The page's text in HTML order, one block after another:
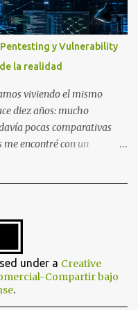
family. In 2007, he
details about each
device's evolution. In
resembling a bit more
Mini was
y Vulnerability
la realidad
viviendo el mismo
diez años: mucho
pocas comparativas
me encontré con un
R , Foundation-Sec-8B-
a Claude" , "es el rey del
zero-days reales" .
es bastante más
meses han
de modelos de
under a Creative
Compartir bajo
.